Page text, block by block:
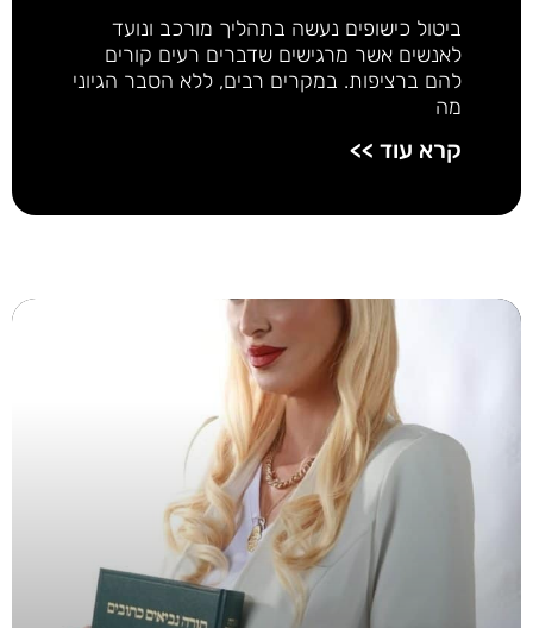
ביטול כישופים נעשה בתהליך מורכב ונועד
לאנשים אשר מרגישים שדברים רעים קורים
להם ברציפות. במקרים רבים, ללא הסבר הגיוני
מה
קרא עוד >>